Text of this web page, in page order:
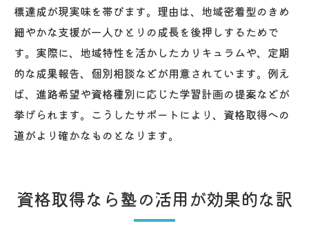
標達成が現実味を帯びます。理由は、地域密着型のきめ
細やかな支援が一人ひとりの成長を後押しするためで
す。実際に、地域特性を活かしたカリキュラムや、定期
的な成果報告、個別相談などが用意されています。例え
ば、進路希望や資格種別に応じた学習計画の提案などが
挙げられます。こうしたサポートにより、資格取得への
道がより確かなものとなります。
資格取得なら塾の活用が効果的な訳